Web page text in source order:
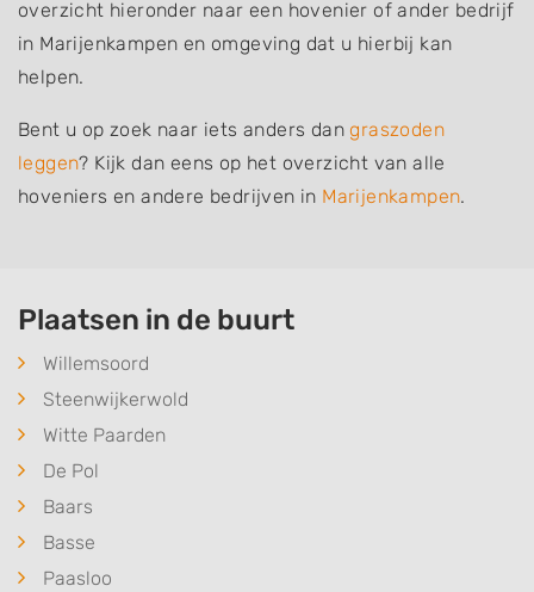
overzicht hieronder naar een hovenier of ander bedrijf
in Marijenkampen en omgeving dat u hierbij kan
helpen.
Bent u op zoek naar iets anders dangraszoden
leggen? Kijk dan eens op het overzicht van alle
hoveniers en andere bedrijven in Marijenkampen.
Plaatsen in de buurt
Willemsoord
Steenwijkerwold
Witte Paarden
De Pol
Baars
Basse
Paasloo